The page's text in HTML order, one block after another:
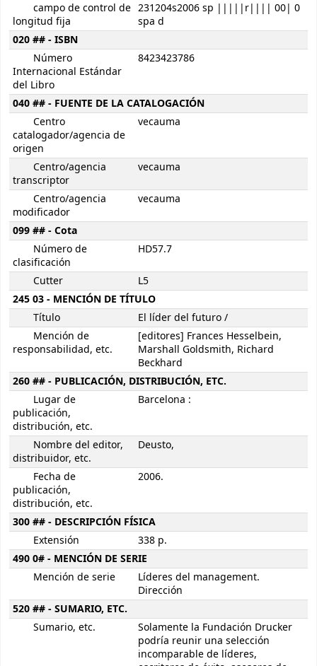
campo de control de
longitud fija
231204s2006 sp |||||r|||| 00| 0
spa d
020 ## - ISBN
Número
Internacional Estándar
del Libro
8423423786
040 ## - FUENTE DE LA CATALOGACIÓN
Centro
catalogador/agencia de
origen
vecauma
Centro/agencia
transcriptor
vecauma
Centro/agencia
modificador
vecauma
099 ## - Cota
Número de
clasificación
HD57.7
Cutter
L5
245 03 - MENCIÓN DE TÍTULO
Título
El líder del futuro /
Mención de
responsabilidad, etc.
[editores] Frances Hesselbein,
Marshall Goldsmith, Richard
Beckhard
260 ## - PUBLICACIÓN, DISTRIBUCIÓN, ETC.
Lugar de
publicación,
distribución, etc.
Barcelona :
Nombre del editor,
distribuidor, etc.
Deusto,
Fecha de
publicación,
distribución, etc.
2006.
300 ## - DESCRIPCIÓN FÍSICA
Extensión
338 p.
490 0# - MENCIÓN DE SERIE
Mención de serie
Líderes del management.
Dirección
520 ## - SUMARIO, ETC.
Sumario, etc.
Solamente la Fundación Drucker
podría reunir una selección
incomparable de líderes,